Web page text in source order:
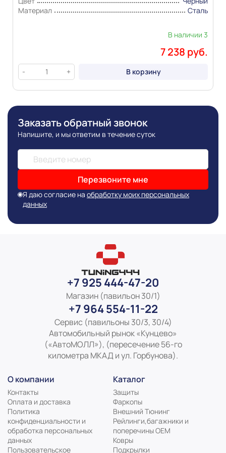
Материал
Сталь
В наличии 3
7 238 руб.
- + В корзину
Заказать обратный звонок
Напишите, и мы ответим в течение суток
Перезвоните мне
Я даю согласие на обработку моих персональных
данных
+7 925 444-47-20
Магазин (павильон 30/1)
+7 964 554-11-22
Сервис (павильоны 30/3, 30/4)
Автомобильный рынок «Кунцево»
(«АвтоМОЛЛ»), (пересечение 56-го
километра МКАД и ул. Горбунова).
О компании
Контакты
Оплата и доставка
Политика
конфиденциальности и
обработка персональных
данных
Пользовательское
Каталог
Защиты
Фаркопы
Внешний Тюнинг
Рейлинги,багажники и
поперечины ОЕМ
Ковры
Подкрылки